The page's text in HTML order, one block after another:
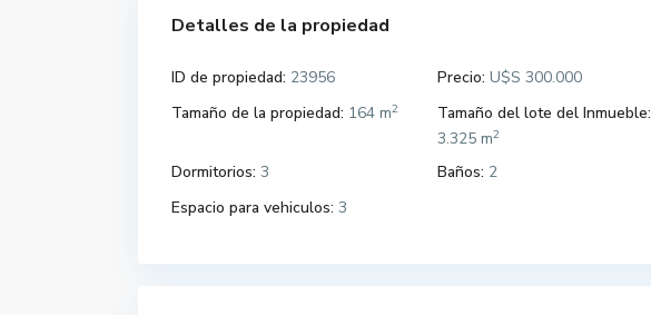
Detalles de la propiedad
ID de propiedad: 23956 Precio: U$S 300.000
Tamaño de la propiedad: 164 m2
Tamaño del lote del Inmueble:
3.325 m2
Dormitorios: 3 Baños: 2
Espacio para vehiculos: 3